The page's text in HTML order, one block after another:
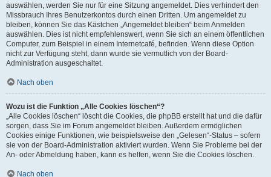
auswählen, werden Sie nur für eine Sitzung angemeldet. Dies verhindert den
Missbrauch Ihres Benutzerkontos durch einen Dritten. Um angemeldet zu
bleiben, können Sie das Kästchen „Angemeldet bleiben“ beim Anmelden
auswählen. Dies ist nicht empfehlenswert, wenn Sie sich an einem öffentlichen
Computer, zum Beispiel in einem Internetcafé, befinden. Wenn diese Option
nicht zur Verfügung steht, dann wurde sie vermutlich von der Board-
Administration ausgeschaltet.
Nach oben
Wozu ist die Funktion „Alle Cookies löschen“?
„Alle Cookies löschen“ löscht die Cookies, die phpBB erstellt hat und die dafür
sorgen, dass Sie im Forum angemeldet bleiben. Außerdem ermöglichen
Cookies einige Funktionen, wie beispielsweise den „Gelesen“-Status – sofern
sie von der Board-Administration aktiviert wurden. Wenn Sie Probleme bei der
An- oder Abmeldung haben, kann es helfen, wenn Sie die Cookies löschen.
Nach oben